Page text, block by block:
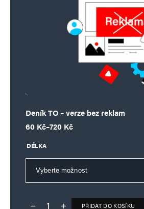
Deník TO – verze bez reklam
60 Kč–720 Kč
Rozpětí cen: 60 Kč až 720 Kč
DÉLKA
PŘIDAT DO KOŠÍKU